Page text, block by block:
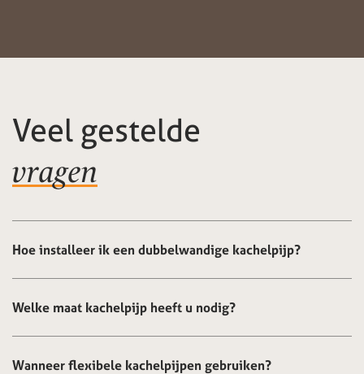
Veel gestelde
vragen
Hoe installeer ik een dubbelwandige kachelpijp?
Welke maat kachelpijp heeft u nodig?
Wanneer flexibele kachelpijpen gebruiken?